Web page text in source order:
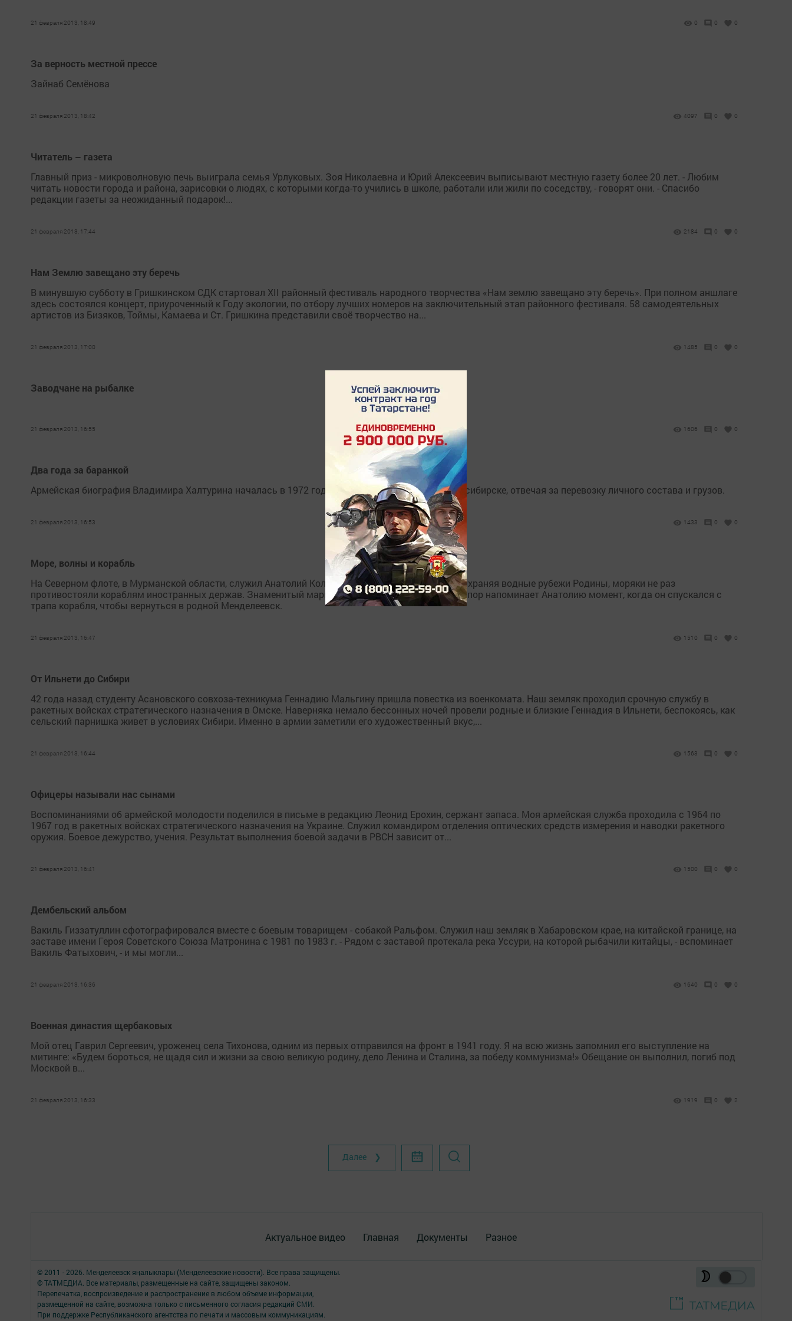
21 февраля 2013, 18:49 0 0 0
За верность местной прессе
Зайнаб Семёнова
21 февраля 2013, 18:42 4097 0 0
Читатель – газета
Главный приз - микроволновую печь выиграла семья Урлуковых. Зоя Николаевна и Юрий Алексеевич выписывают местную газету более 20 лет. - Любим
читать новости города и района, зарисовки о людях, с которыми когда-то учились в школе, работали или жили по соседству, - говорят они. - Спасибо
редакции газеты за неожиданный подарок!...
21 февраля 2013, 17:44 2184 0 0
Нам Землю завещано эту беречь
В минувшую субботу в Гришкинском СДК стартовал XII районный фестиваль народного творчества «Нам землю завещано эту беречь». При полном аншлаге
здесь состоялся концерт, приуроченный к Году экологии, по отбору лучших номеров на заключительный этап районного фестиваля. 58 самодеятельных
артистов из Бизяков, Тоймы, Камаева и Ст. Гришкина представили своё творчество на...
21 февраля 2013, 17:00 1485 0 0
Заводчане на рыбалке
21 февраля 2013, 16:55 1606 0 0
Два года за баранкой
Армейская биография Владимира Халтурина началась в 1972 году. Служил он водителем в Новосибирске, отвечая за перевозку личного состава и грузов.
21 февраля 2013, 16:53 1433 0 0
Море, волны и корабль
На Северном флоте, в Мурманской области, служил Анатолий Колбин, старшина первой статьи. Охраняя водные рубежи Родины, моряки не раз
противостояли кораблям иностранных держав. Знаменитый марш «Прощание славянки» до сих пор напоминает Анатолию момент, когда он спускался с
трапа корабля, чтобы вернуться в родной Менделеевск.
21 февраля 2013, 16:47 1510 0 0
От Ильнети до Сибири
42 года назад студенту Асановского совхоза-техникума Геннадию Мальгину пришла повестка из военкомата. Наш земляк проходил срочную службу в
ракетных войсках стратегического назначения в Омске. Наверняка немало бессонных ночей провели родные и близкие Геннадия в Ильнети, беспокоясь, как
сельский парнишка живет в условиях Сибири. Именно в армии заметили его художественный вкус,...
21 февраля 2013, 16:44 1563 0 0
Офицеры называли нас сынами
Воспоминаниями об армейской молодости поделился в письме в редакцию Леонид Ерохин, сержант запаса. Моя армейская служба проходила с 1964 по
1967 год в ракетных войсках стратегического назначения на Украине. Служил командиром отделения оптических средств измерения и наводки ракетного
оружия. Боевое дежурство, учения. Результат выполнения боевой задачи в РВСН зависит от...
21 февраля 2013, 16:41 1500 0 0
Дембельский альбом
Вакиль Гиззатуллин сфотографировался вместе с боевым товарищем - собакой Ральфом. Служил наш земляк в Хабаровском крае, на китайской границе, на
заставе имени Героя Советского Союза Матронина с 1981 по 1983 г. - Рядом с заставой протекала река Уссури, на которой рыбачили китайцы, - вспоминает
Вакиль Фатыхович, - и мы могли...
21 февраля 2013, 16:36 1640 0 0
Военная династия щербаковых
Мой отец Гаврил Сергеевич, уроженец села Тихонова, одним из первых отправился на фронт в 1941 году. Я на всю жизнь запомнил его выступление на
митинге: «Будем бороться, не щадя сил и жизни за свою великую родину, дело Ленина и Сталина, за победу коммунизма!» Обещание он выполнил, погиб под
Москвой в...
21 февраля 2013, 16:33 1919 0 2
Далее ❯
Актуальное видео Главная Документы Разное
© 2011 - 2026. Менделеевск яӊалыклары (Менделеевские новости). Все права защищены.
© ТАТМЕДИА. Все материалы, размещенные на сайте, защищены законом.
Перепечатка, воспроизведение и распространение в любом объеме информации,
размещенной на сайте, возможна только с письменного согласия редакций СМИ.
При поддержке Республиканского агентства по печати и массовым коммуникациям.